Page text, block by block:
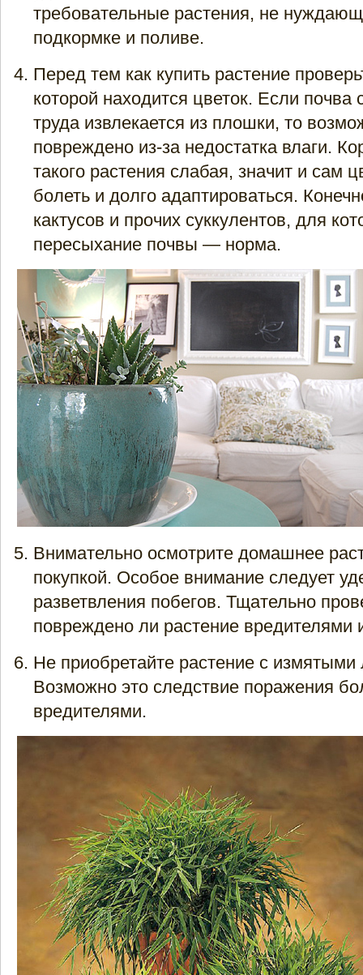
требовательные растения, не
подкормке и поливе.
Перед тем как купить растение
которой находится цветок. Если почва
труда извлекается из плошки, то
повреждено из-за недостатка влаги.
такого растения слабая, значит и сам
болеть и долго адаптироваться.
кактусов и прочих суккулентов, для
пересыхание почвы — норма.
Внимательно осмотрите домашнее
покупкой. Особое внимание следует
разветвления побегов. Тщательно
повреждено ли растение вредителями
Не приобретайте растение с измятыми
Возможно это следствие поражения
вредителями.